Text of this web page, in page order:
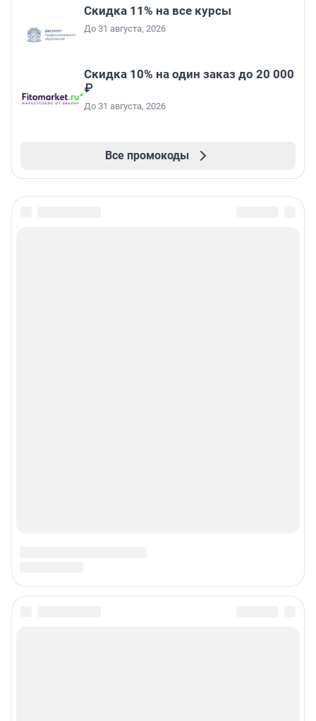
Скидка 11% на все курсы
До 31 августа, 2026
Скидка 10% на один заказ до 20 000
₽
До 31 августа, 2026
Все промокоды